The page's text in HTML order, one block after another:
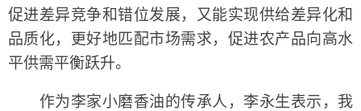
促进差异竞争和错位发展，又能实现供给差异化和
品质化，更好地匹配市场需求，促进农产品向高水
平供需平衡跃升。
作为李家小磨香油的传承人，李永生表示，我